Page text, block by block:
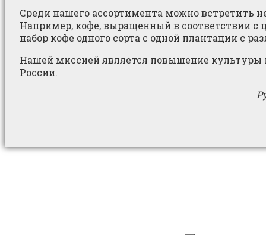
Среди нашего ассортимента можно встретить
Например, кофе, выращенный в соответствии с
набор кофе одного сорта с одной плантации с
Нашей миссией является повышение культуры
России.